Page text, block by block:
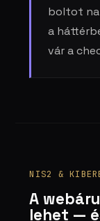
boltot
a
vár a
NIS2 &
A
lehet —